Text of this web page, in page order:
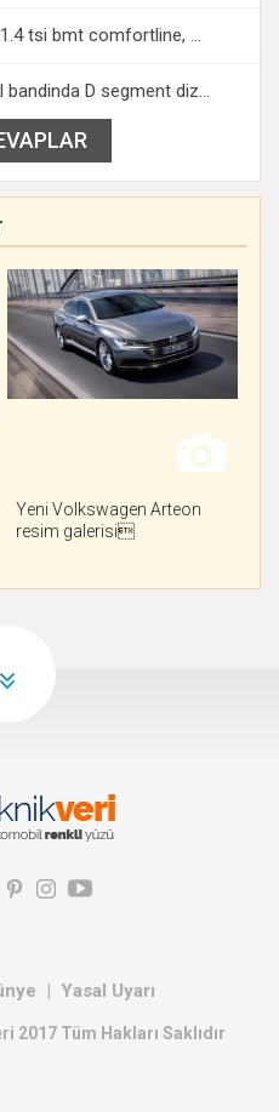
tsi bmt comfortline, ...
D segment diz...
Yeni Volkswagen Arteon
resim galerisi
Yasal Uyarı
2017 Tüm Hakları Saklıdır